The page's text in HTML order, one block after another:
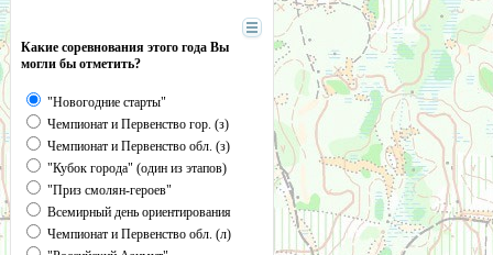
Какие соревнования этого года Вы
могли бы отметить?
"Новогодние старты"
Чемпионат и Первенство гор. (з)
Чемпионат и Первенство обл. (з)
"Кубок города" (один из этапов)
"Приз смолян-героев"
Всемирный день ориентирования
Чемпионат и Первенство обл. (л)